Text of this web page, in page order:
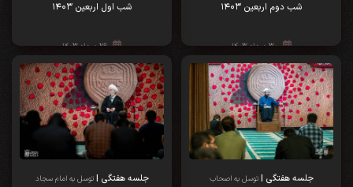
شب دوم اربعین ۱۴۰۳
۳۰ مرداد ۱۴۰۳
شب اول اربعین ۱۴۰۳
۲۹ مرداد ۱۴۰۳
جلسه هفتگی |توسل به اصحاب
جلسه هفتگی |توسل به امام سجاد